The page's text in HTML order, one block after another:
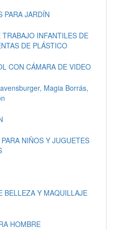
PARA JARDÍN
INFANTILES DE
DE PLÁSTICO
CON CÁMARA DE VIDEO
Magia Borrás,
NIÑOS Y JUGUETES
BELLEZA Y MAQUILLAJE
HOMBRE